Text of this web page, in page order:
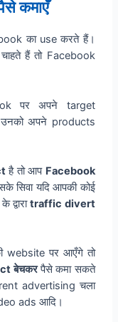
कमाएँ
का use करते हैं।
हैं तो Facebook
पर अपने target
अपने products
है तो आप Facebook
सिवा यदि आपकी कोई
traffic divert
website पर आएँगे तो
बेचकरपैसे कमा सकते
advertising चला
ads आदि।